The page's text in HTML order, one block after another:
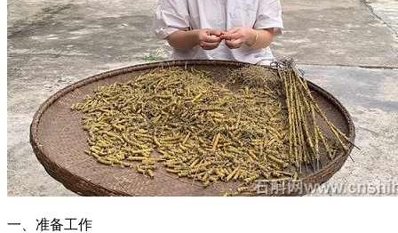
一、准备工作